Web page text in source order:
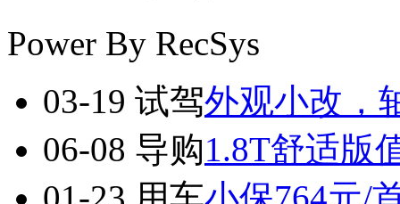
Power By RecSys
03-19 试驾外观小改，
06-08 导购1.8T舒适版